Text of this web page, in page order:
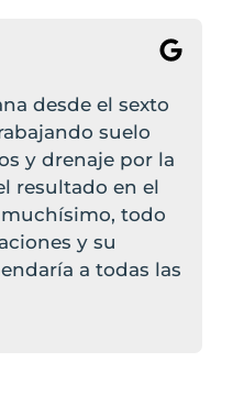
desde el sexto
suelo
y drenaje por la
resultado en el
todo
y su
a todas las